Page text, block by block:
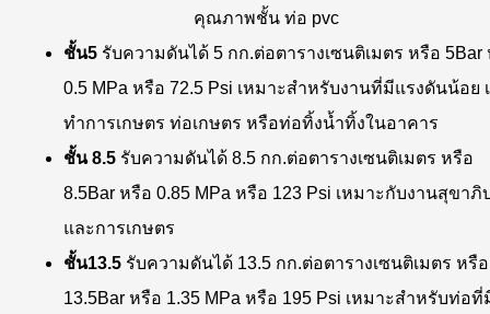
คุณภาพชั้น ท่อ pvc
ชั้น5 รับความดันได้ 5 กก.ต่อตารางเซนติเมตร หรือ 5Bar
0.5 MPa หรือ 72.5 Psi เหมาะสำหรับงานที่มีแรงดันน้อย
ทำการเกษตร ท่อเกษตร หรือท่อทิ้งน้ำทิ้งในอาคาร
ชั้น 8.5 รับความดันได้ 8.5 กก.ต่อตารางเซนติเมตร หรือ
8.5Bar หรือ 0.85 MPa หรือ 123 Psi เหมาะกับงานสุขาภิ
และการเกษตร
ชั้น13.5 รับความดันได้ 13.5 กก.ต่อตารางเซนติเมตร หรือ
13.5Bar หรือ 1.35 MPa หรือ 195 Psi เหมาะสำหรับท่อที่